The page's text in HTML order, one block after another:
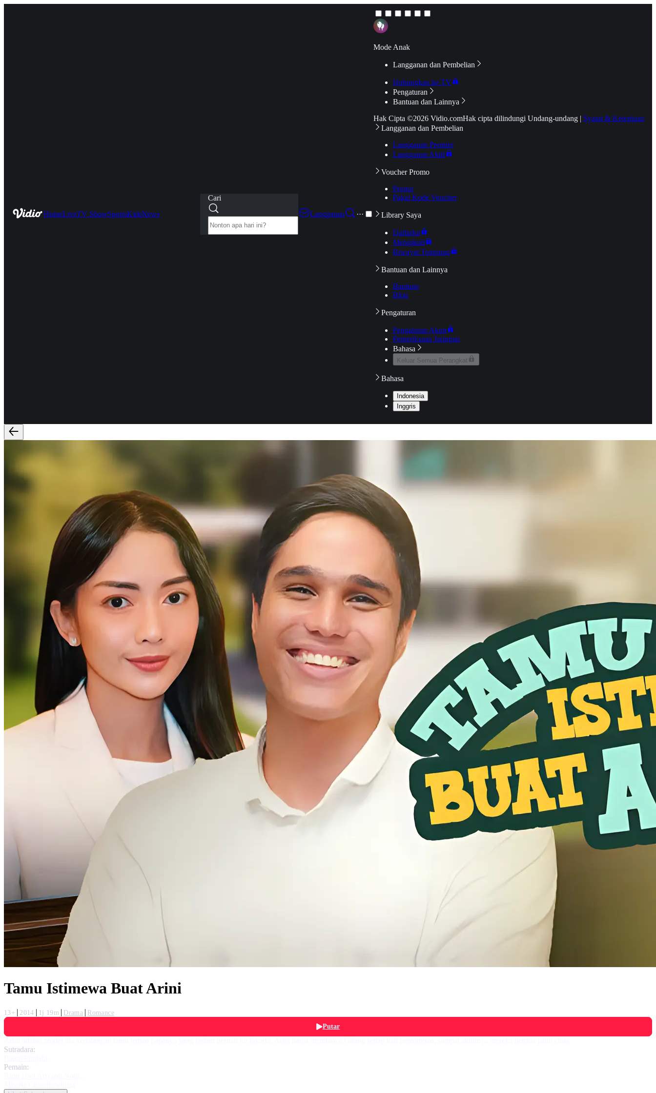
HomeLiveTV ShowSportsKidsNews
Cari
Langganan
···
Mode Anak
Langganan dan Pembelian
Hubungkan ke TV
Pengaturan
Bantuan dan Lainnya
Hak Cipta ©2026 Vidio.comHak cipta dilindungi Undang-undang | Syarat & Ketentuan
Langganan dan Pembelian
Langganan Premier
Langganan Aktif
Voucher Promo
Promo
Pakai Kode Voucher
Library Saya
Daftarku
Mengikuti
Riwayat Tontonan
Bantuan dan Lainnya
Bantuan
Blog
Pengaturan
Pengaturan Akun
Pemeriksaan Jaringan
Bahasa
Keluar Semua Perangkat
Bahasa
Indonesia
Inggris
Tamu Istimewa Buat Arini
13+ 2014 1j 19m Drama
Romance
Putar
Sutradara:
Pemain: